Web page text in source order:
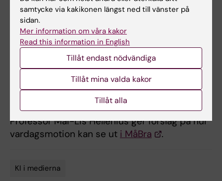
socialmedicin vid KI,kommenterar i SvD
läkemedel av typen GLP1-analoger eventuellt
också kan minska risken för missbruk av både
alkohol och andra droger.
Kåre Buhlin, docent vid KI, är en av dem som
medverkari en SvD-artikel om tandvård,
kostnader och valfläsk
.
Professor Mai-Lis Hellenius ger förslag på hur
vardagsmotion kan se ut i MåBra .
KI i medierna
samtycke via kakikonen längst ned till vänster på
sidan.
Mer information om våra kakor
Read this information in English
Tillåt endast nödvändiga
Tillåt mina valda kakor
Tillåt alla